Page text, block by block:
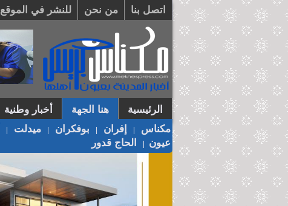
اتصل بنا من نحن للنشر في الموقع
الرئيسية
هنا الجهة
مكناس
إفران بوفكران ميدلت
عيون
الحاج قدور
أخبار وطنية